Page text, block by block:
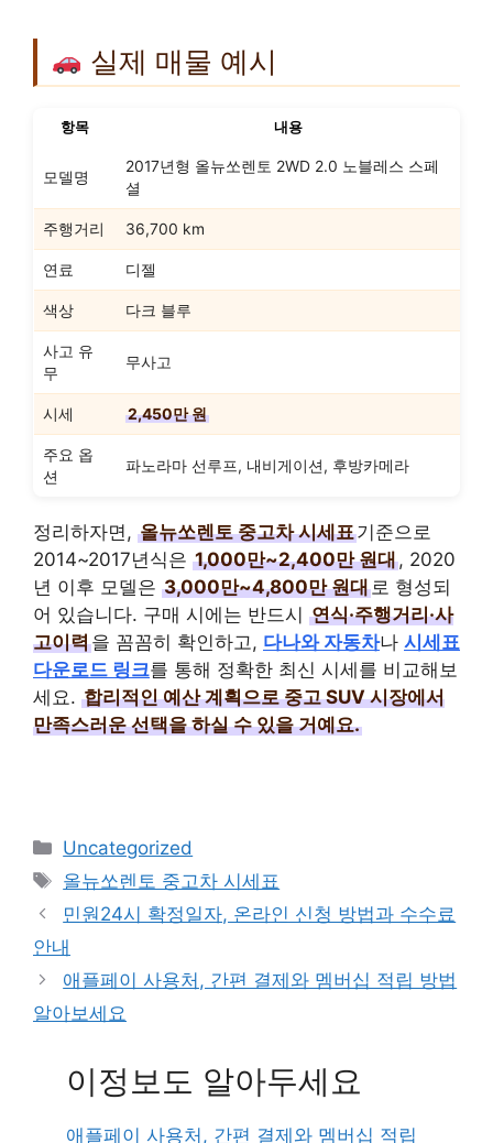
실제 매물 예시
항목 내용
모델명
2017년형 올뉴쏘렌토 2WD 2.0 노블레스 스페
셜
주행거리 36,700 km
연료 디젤
색상 다크 블루
사고 유
무
무사고
시세 2,450만 원
주요 옵
션
파노라마 선루프, 내비게이션, 후방카메라
정리하자면, 올뉴쏘렌토 중고차 시세표기준으로
2014~2017년식은 1,000만~2,400만 원대, 2020
년 이후 모델은 3,000만~4,800만 원대 로 형성되
어 있습니다. 구매 시에는 반드시 연식·주행거리·사
고이력을 꼼꼼히 확인하고, 다나와 자동차나 시세표
다운로드 링크를 통해 정확한 최신 시세를 비교해보
세요. 합리적인 예산 계획으로 중고 SUV 시장에서
만족스러운 선택을 하실 수 있을 거예요.
Categories
Uncategorized
Tags
올뉴쏘렌토 중고차 시세표
민원24시 확정일자, 온라인 신청 방법과 수수료
안내
애플페이 사용처, 간편 결제와 멤버십 적립 방법
알아보세요
이정보도 알아두세요
애플페이 사용처, 간편 결제와 멤버십 적립